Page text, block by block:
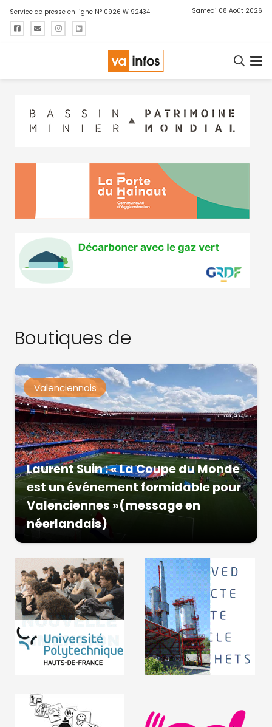
Service de presse en ligne N° 0926 W 92434 Samedi 08 Août 2026
Boutiques de
Valenciennois
Laurent Suin : « La Coupe du Monde
est un événement formidable pour
Valenciennes »(message en
néerlandais)